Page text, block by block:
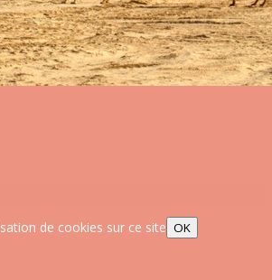
de cookies sur ce site OK